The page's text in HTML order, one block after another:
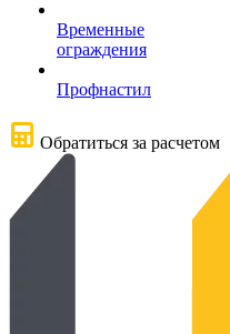
Временные
ограждения
Профнастил
Обратиться за расчетом